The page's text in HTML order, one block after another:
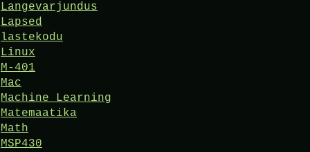
Langevarjundus
Lapsed
lastekodu
Linux
M-401
Mac
Machine Learning
Matemaatika
Math
MSP430